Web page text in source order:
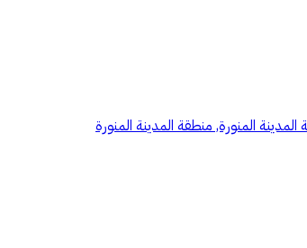
المنورة, منطقة المدينة المنورة